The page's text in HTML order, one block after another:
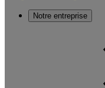
Notre entreprise